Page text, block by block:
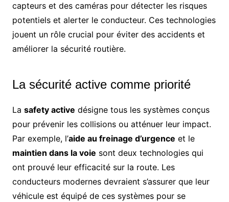
capteurs et des caméras pour détecter les risques
potentiels et alerter le conducteur. Ces technologies
jouent un rôle crucial pour éviter des accidents et
améliorer la sécurité routière.
La sécurité active comme priorité
La safety active désigne tous les systèmes conçus
pour prévenir les collisions ou atténuer leur impact.
Par exemple, l’aide au freinage d’urgence et le
maintien dans la voie sont deux technologies qui
ont prouvé leur efficacité sur la route. Les
conducteurs modernes devraient s’assurer que leur
véhicule est équipé de ces systèmes pour se